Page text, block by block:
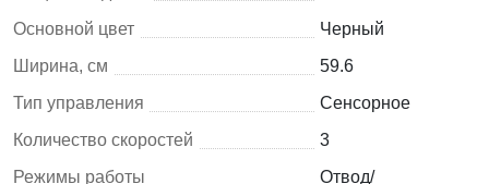
Основной цвет
Черный
Ширина, см
59.6
Тип управления
Сенсорное
Количество скоростей
3
Режимы работы
Отвод/